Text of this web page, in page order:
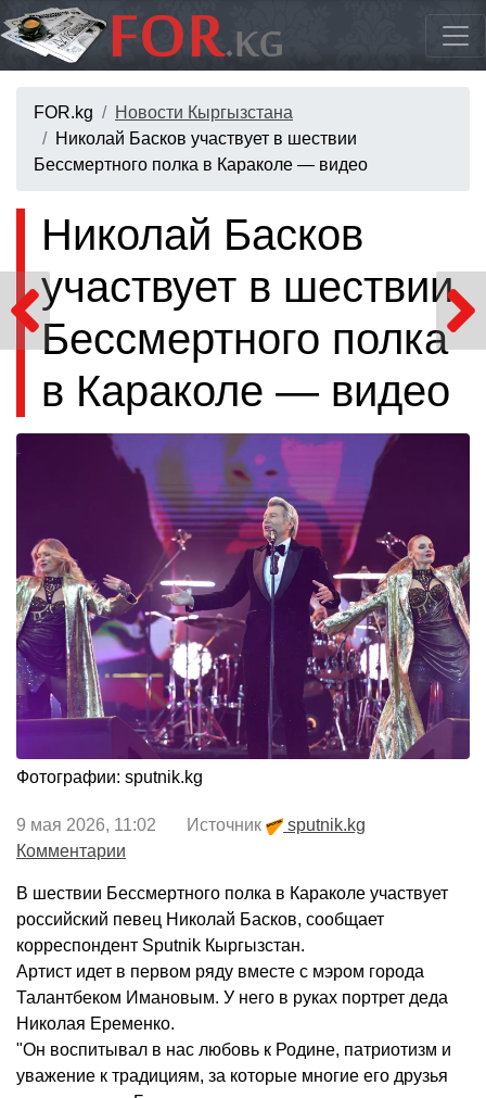
FOR.kg
Новости Кыргызстана
Николай Басков участвует в шествии
Бессмертного полка в Караколе — видео
Николай Басков
участвует в шествии
Бессмертного полка
в Караколе — видео
Фотографии: sputnik.kg
9 мая 2026, 11:02 Источник
sputnik.kg
Комментарии
В шествии Бессмертного полка в Караколе участвует
российский певец Николай Басков, сообщает
корреспондент Sputnik Кыргызстан.
Артист идет в первом ряду вместе с мэром города
Талантбеком Имановым. У него в руках портрет деда
Николая Еременко.
"Он воспитывал в нас любовь к Родине, патриотизм и
уважение к традициям, за которые многие его друзья